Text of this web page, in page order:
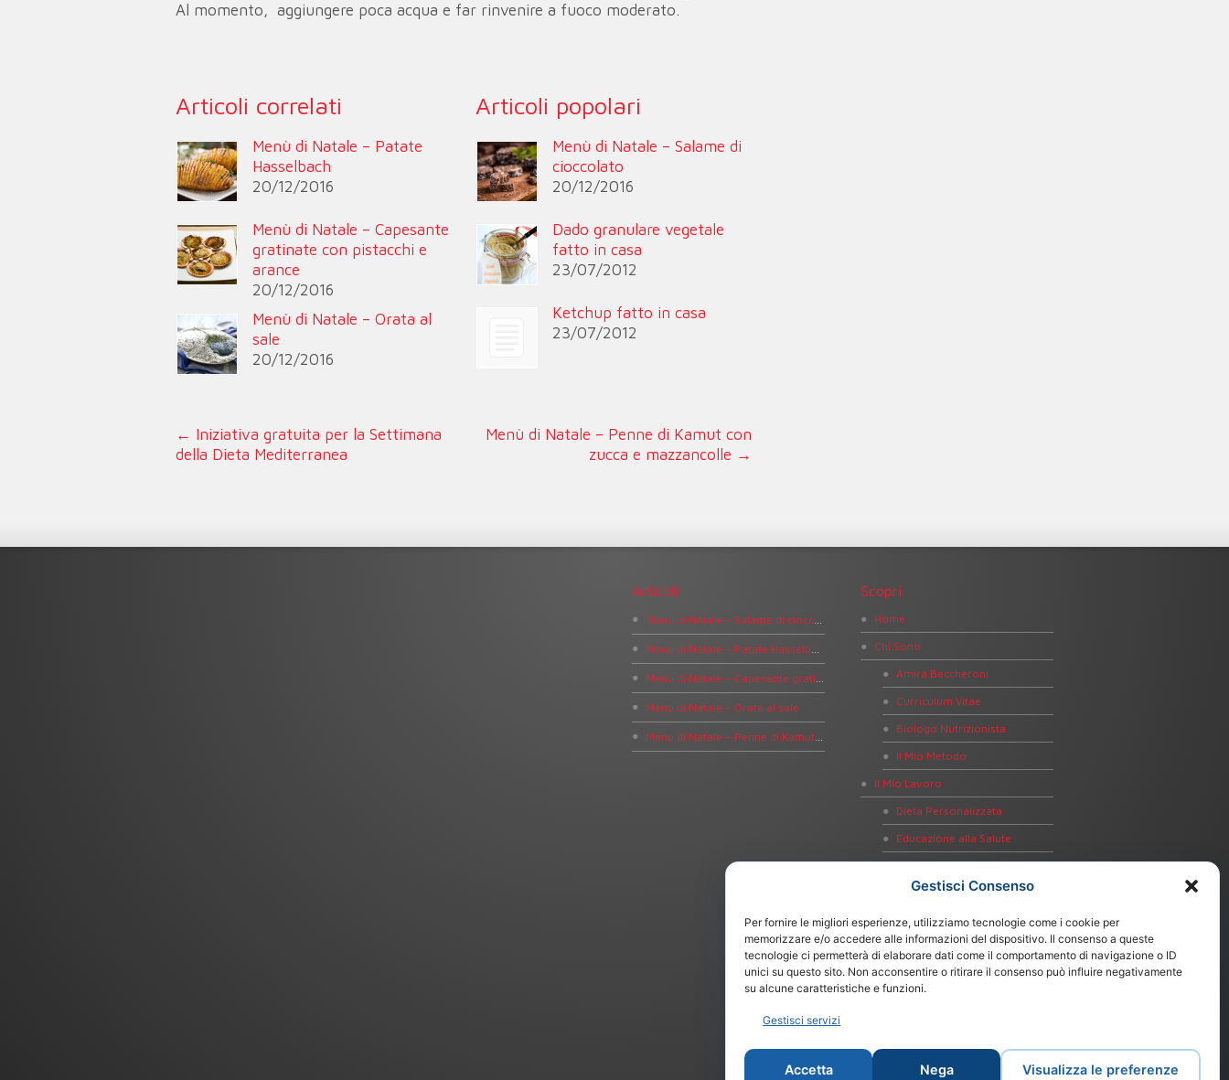
Gestisci Consenso
Per fornire le migliori esperienze, utilizziamo tecnologie come i cookie per
memorizzare e/o accedere alle informazioni del dispositivo. Il consenso a queste
tecnologie ci permetterà di elaborare dati come il comportamento di navigazione o ID
unici su questo sito. Non acconsentire o ritirare il consenso può influire negativamente
su alcune caratteristiche e funzioni.
Gestisci servizi
Accetta Nega Visualizza le preferenze
Al momento, aggiungere poca acqua e far rinvenire a fuoco moderato.
Articoli correlati
Menù di Natale – Patate
Hasselbach
20/12/2016
Menù di Natale – Capesante
gratinate con pistacchi e
arance
20/12/2016
Menù di Natale – Orata al
sale
20/12/2016
Articoli popolari
Menù di Natale – Salame di
cioccolato
20/12/2016
Dado granulare vegetale
fatto in casa
23/07/2012
Ketchup fatto in casa
23/07/2012
← Iniziativa gratuita per la Settimana
della Dieta Mediterranea
Menù di Natale – Penne di Kamut con
zucca e mazzancolle →
Articoli
Menù di Natale – Orata al sale
Scopri
Home
Chi Sono
Amira Beccheroni
Curriculum Vitae
Biologo Nutrizionista
Il Mio Metodo
Il Mio Lavoro
Dieta Personalizzata
Educazione alla Salute
Bioimpedenziometria
Test Intolleranze Alimentari
Test Celiachia
Test Helicobacter pylori
Notizie